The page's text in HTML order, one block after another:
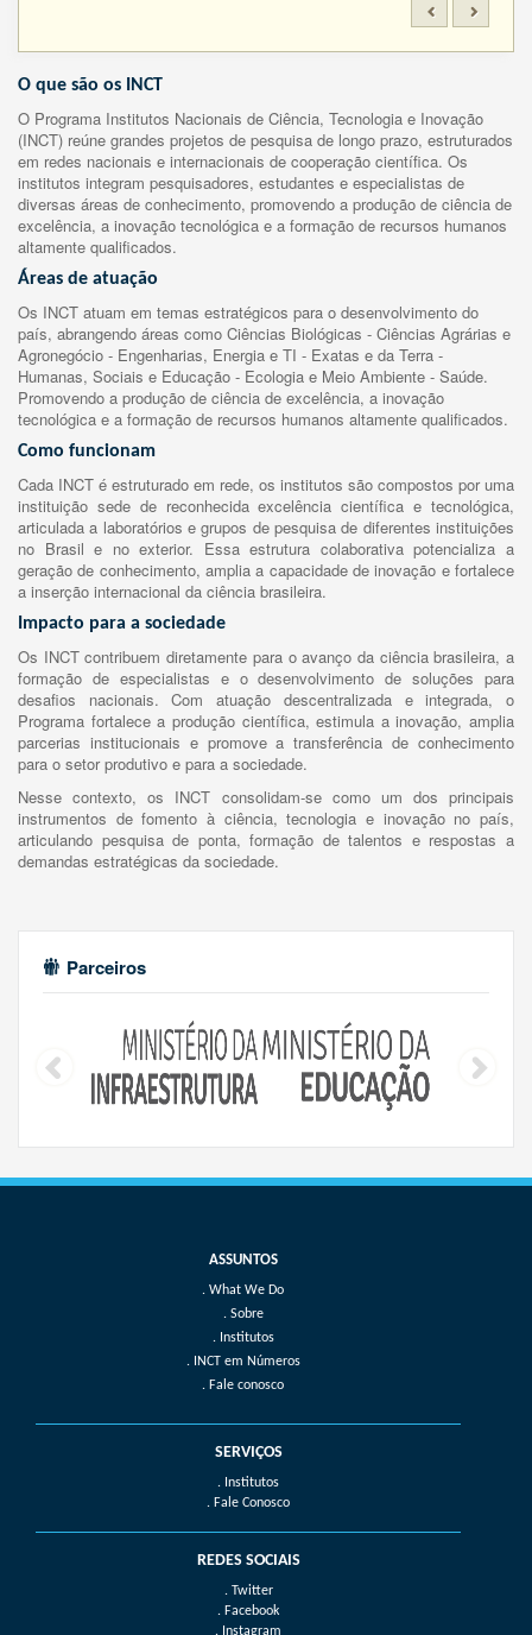
O que são os INCT
O Programa Institutos Nacionais de Ciência, Tecnologia e Inovação
(INCT) reúne grandes projetos de pesquisa de longo prazo, estruturados
em redes nacionais e internacionais de cooperação científica. Os
institutos integram pesquisadores, estudantes e especialistas de
diversas áreas de conhecimento, promovendo a produção de ciência de
excelência, a inovação tecnológica e a formação de recursos humanos
altamente qualificados.
Áreas de atuação
Os INCT atuam em temas estratégicos para o desenvolvimento do
país, abrangendo áreas como Ciências Biológicas - Ciências Agrárias e
Agronegócio - Engenharias, Energia e TI - Exatas e da Terra -
Humanas, Sociais e Educação - Ecologia e Meio Ambiente - Saúde.
Promovendo a produção de ciência de excelência, a inovação
tecnológica e a formação de recursos humanos altamente qualificados.
Como funcionam
Cada INCT é estruturado em rede, os institutos são compostos por uma
instituição sede de reconhecida excelência científica e tecnológica,
articulada a laboratórios e grupos de pesquisa de diferentes instituições
no Brasil e no exterior. Essa estrutura colaborativa potencializa a
geração de conhecimento, amplia a capacidade de inovação e fortalece
a inserção internacional da ciência brasileira.
Impacto para a sociedade
Os INCT contribuem diretamente para o avanço da ciência brasileira, a
formação de especialistas e o desenvolvimento de soluções para
desafios nacionais. Com atuação descentralizada e integrada, o
Programa fortalece a produção científica, estimula a inovação, amplia
parcerias institucionais e promove a transferência de conhecimento
para o setor produtivo e para a sociedade.
Nesse contexto, os INCT consolidam-se como um dos principais
instrumentos de fomento à ciência, tecnologia e inovação no país,
articulando pesquisa de ponta, formação de talentos e respostas a
demandas estratégicas da sociedade.
Parceiros
What We Do
Sobre
Institutos
INCT em Números
Fale conosco
SERVIÇOS
. Institutos
. Fale Conosco
REDES SOCIAIS
. Twitter
. Facebook
. Instagram